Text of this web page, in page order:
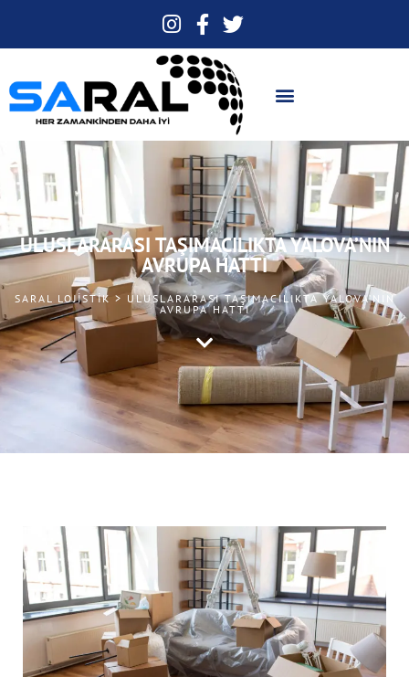
ULUSLARARASI TAŞIMACILIKTA YALOVA’NIN
AVRUPA HATTI
SARAL LOJISTIK > ULUSLARARASI TAŞIMACILIKTA YALOVA’NIN
AVRUPA HATTI